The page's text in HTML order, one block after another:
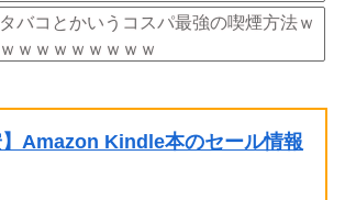
バコとかいうコスパ最強の喫煙方法ｗ
ｗｗｗｗｗｗｗｗ
】Amazon Kindle本のセール情報